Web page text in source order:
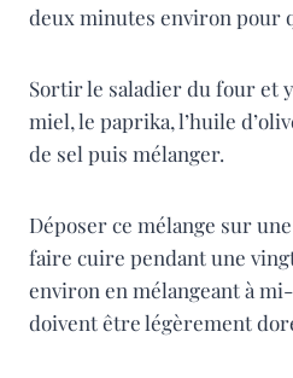
deux minutes environ pour
Sortir le saladier du four et
miel, le paprika, l’huile
de sel puis mélanger.
Déposer ce mélange sur
faire cuire pendant une
environ en mélangeant à
doivent être légèrement